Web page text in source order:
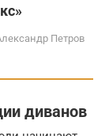
Петров
диванов